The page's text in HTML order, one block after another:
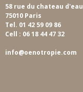
58 rue du chateau d'eau
75010 Paris
Tel. 01 42 59 09 86
Cell : 06 18 44 47 32
info@oenotropie.com